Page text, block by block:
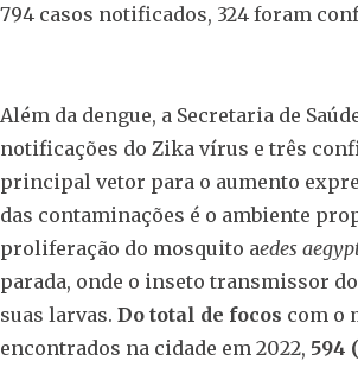
794 casos notificados, 324 foram
Além da dengue, a Secretaria de
notificações do Zika vírus e três
principal vetor para o aumento
das contaminações é o ambiente
proliferação do mosquito aedes
parada, onde o inseto transmissor
suas larvas. Do total de focos com o
encontrados na cidade em 2022, 594